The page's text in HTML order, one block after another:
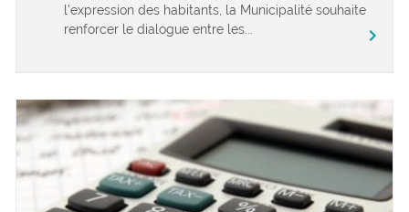
l’expression des habitants, la Municipalité souhaite
renforcer le dialogue entre les...
chevron_right